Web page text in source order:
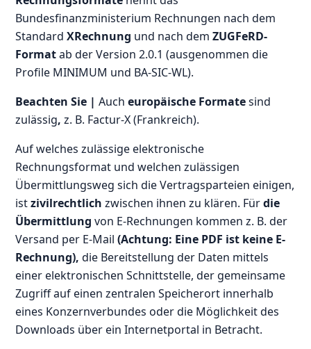
Bundesfinanzministerium Rechnungen nach dem
StandardXRechnung und nach demZUGFeRD-
Formatab der Version 2.0.1 (ausgenommen die
Profile MINIMUM und BA-SIC-WL).
Beachten Sie |Aucheuropäische Formatesind
zulässig, z. B. Factur-X (Frankreich).
Auf welches zulässige elektronische
Rechnungsformat und welchen zulässigen
Übermittlungsweg sich die Vertragsparteien einigen,
istzivilrechtlichzwischen ihnen zu klären. Fürdie
Übermittlung von E-Rechnungen kommen z. B. der
Versand per E-Mail(Achtung: Eine PDF ist keine E-
Rechnung), die Bereitstellung der Daten mittels
einer elektronischen Schnittstelle, der gemeinsame
Zugriff auf einen zentralen Speicherort innerhalb
eines Konzernverbundes oder die Möglichkeit des
Downloads über ein Internetportal in Betracht.